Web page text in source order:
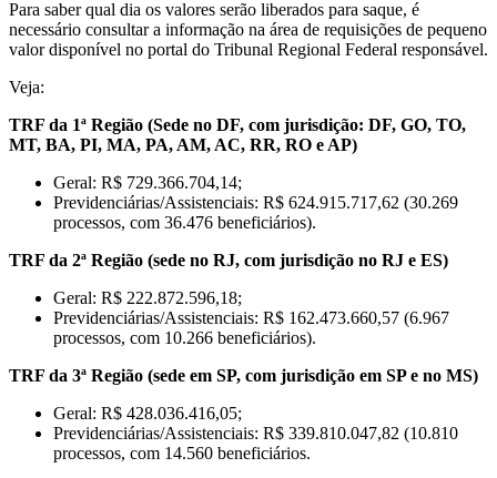
Para saber qual dia os valores serão liberados para saque, é
necessário consultar a informação na área de requisições de pequeno
valor disponível no portal do Tribunal Regional Federal responsável.
Veja:
TRF da 1ª Região (Sede no DF, com jurisdição: DF, GO, TO,
MT, BA, PI, MA, PA, AM, AC, RR, RO e AP)
Geral: R$ 729.366.704,14;
Previdenciárias/Assistenciais: R$ 624.915.717,62 (30.269
processos, com 36.476 beneficiários).
TRF da 2ª Região (sede no RJ, com jurisdição no RJ e ES)
Geral: R$ 222.872.596,18;
Previdenciárias/Assistenciais: R$ 162.473.660,57 (6.967
processos, com 10.266 beneficiários).
TRF da 3ª Região (sede em SP, com jurisdição em SP e no MS)
Geral: R$ 428.036.416,05;
Previdenciárias/Assistenciais: R$ 339.810.047,82 (10.810
processos, com 14.560 beneficiários.